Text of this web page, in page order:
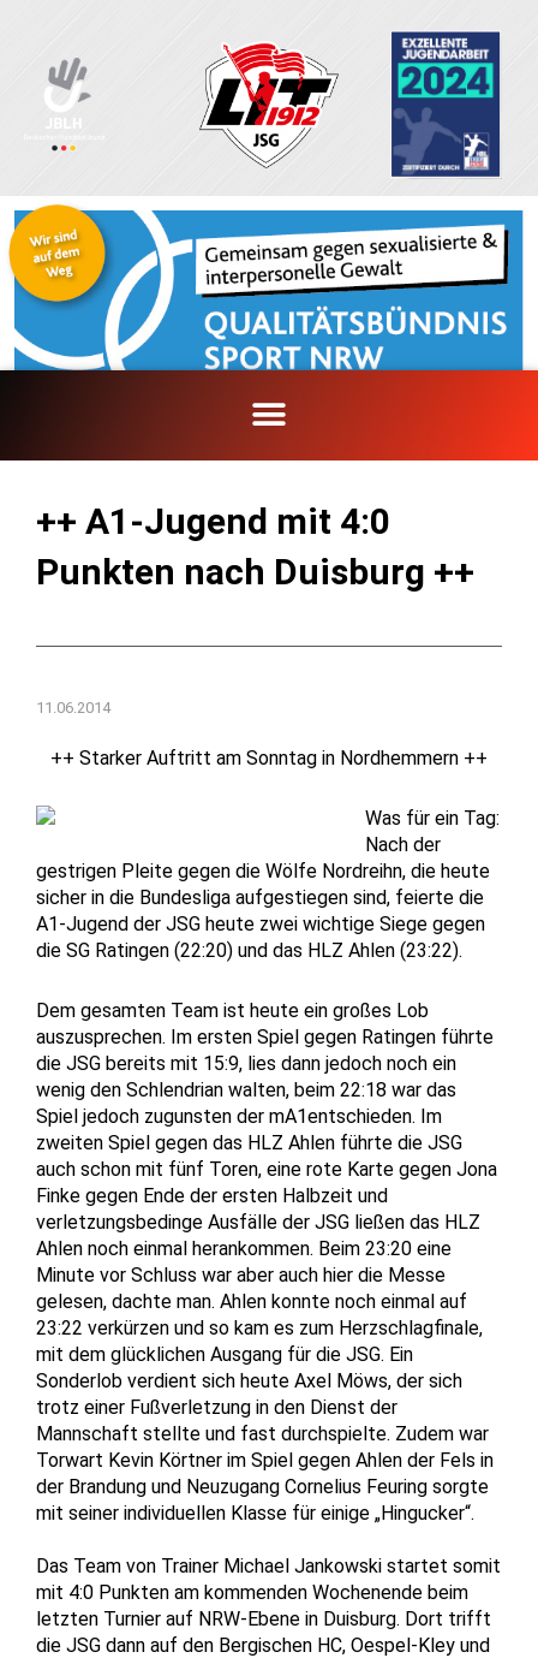
springen
++ A1-Jugend mit 4:0
Punkten nach Duisburg ++
11.06.2014
++ Starker Auftritt am Sonntag in Nordhemmern ++
Was für ein Tag:
Nach der
gestrigen Pleite gegen die Wölfe Nordreihn, die heute
sicher in die Bundesliga aufgestiegen sind, feierte die
A1-Jugend der JSG heute zwei wichtige Siege gegen
die SG Ratingen (22:20) und das HLZ Ahlen (23:22).
Dem gesamten Team ist heute ein großes Lob
auszusprechen. Im ersten Spiel gegen Ratingen führte
die JSG bereits mit 15:9, lies dann jedoch noch ein
wenig den Schlendrian walten, beim 22:18 war das
Spiel jedoch zugunsten der mA1entschieden. Im
zweiten Spiel gegen das HLZ Ahlen führte die JSG
auch schon mit fünf Toren, eine rote Karte gegen Jona
Finke gegen Ende der ersten Halbzeit und
verletzungsbedinge Ausfälle der JSG ließen das HLZ
Ahlen noch einmal herankommen. Beim 23:20 eine
Minute vor Schluss war aber auch hier die Messe
gelesen, dachte man. Ahlen konnte noch einmal auf
23:22 verkürzen und so kam es zum Herzschlagfinale,
mit dem glücklichen Ausgang für die JSG. Ein
Sonderlob verdient sich heute Axel Möws, der sich
trotz einer Fußverletzung in den Dienst der
Mannschaft stellte und fast durchspielte. Zudem war
Torwart Kevin Körtner im Spiel gegen Ahlen der Fels in
der Brandung und Neuzugang Cornelius Feuring sorgte
mit seiner individuellen Klasse für einige „Hingucker“.
Das Team von Trainer Michael Jankowski startet somit
mit 4:0 Punkten am kommenden Wochenende beim
letzten Turnier auf NRW-Ebene in Duisburg. Dort trifft
die JSG dann auf den Bergischen HC, Oespel-Kley und